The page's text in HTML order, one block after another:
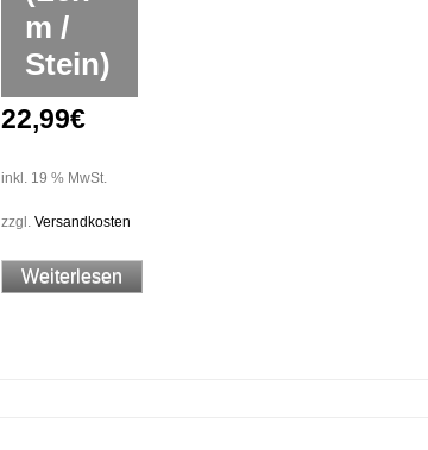
m /
Stein)
22,99€
inkl. 19 % MwSt.
zzgl.Versandkosten
Weiterlesen